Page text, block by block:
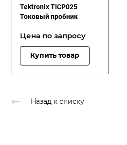
Tektronix TICP025
Токовый пробник
Цена по запросу
Купить товар
Назад к списку